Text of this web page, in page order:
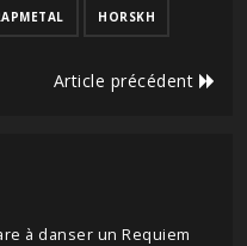
HORSKH
Article précédent
à danser un Requiem